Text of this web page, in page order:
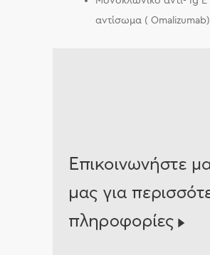
αντίσωμα ( Omalizumab)